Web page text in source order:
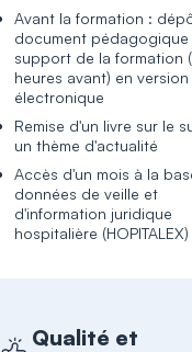
Avant la formation :
document pédagogique
support de la formation
heures avant) en version
électronique
Remise d'un livre sur le
un thème d'actualité
Accès d'un mois à la
données de veille et
d'information juridique
hospitalière (HOPITALEX)
Qualité et